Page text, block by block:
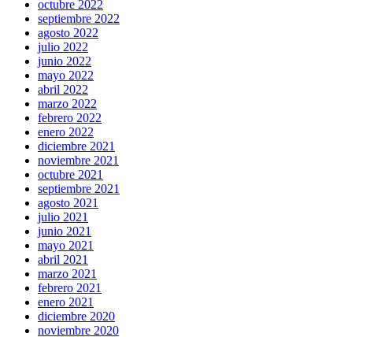
octubre 2022
septiembre 2022
agosto 2022
julio 2022
junio 2022
mayo 2022
abril 2022
marzo 2022
febrero 2022
enero 2022
diciembre 2021
noviembre 2021
octubre 2021
septiembre 2021
agosto 2021
julio 2021
junio 2021
mayo 2021
abril 2021
marzo 2021
febrero 2021
enero 2021
diciembre 2020
noviembre 2020